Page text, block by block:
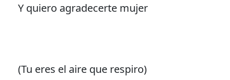
Y quiero agradecerte mujer
(Tu eres el aire que respiro)